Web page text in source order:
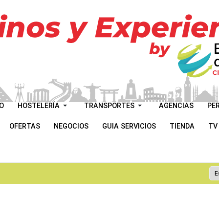
HOSTELERÍA TRANSPORTES AGENCIAS
OFERTAS NEGOCIOS GUIA SERVICIOS TIENDA TV